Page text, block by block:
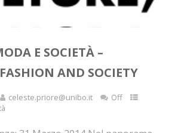
E SOCIETÀ –
AND SOCIETY
celeste.priore@unibo.it
Off